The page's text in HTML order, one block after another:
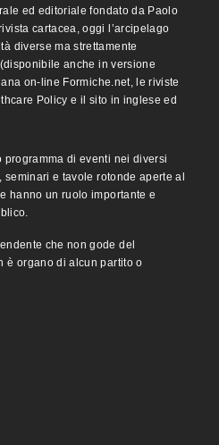
ed editoriale fondato da Paolo
cartacea, oggi l’arcipelago
diverse ma strettamente
anche in versione
on-line Formiche.net, le riviste
Policy e il sito in inglese ed
programma di eventi nei diversi
e tavole rotonde aperte al
hanno un ruolo importante e
che non gode del
è organo di alcun partito o